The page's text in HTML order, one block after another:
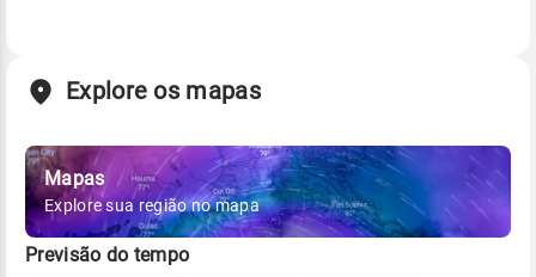
Explore os mapas
Mapas
Explore sua região no mapa
Previsão do tempo